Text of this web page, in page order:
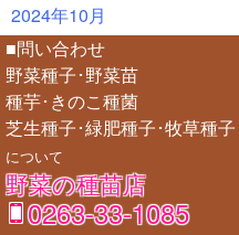
2024年10月
■問い合わせ
野菜種子･野菜苗
種芋･きのこ種菌
芝生種子･緑肥種子･牧草種子
について
野菜の種苗店
0263-33-1085